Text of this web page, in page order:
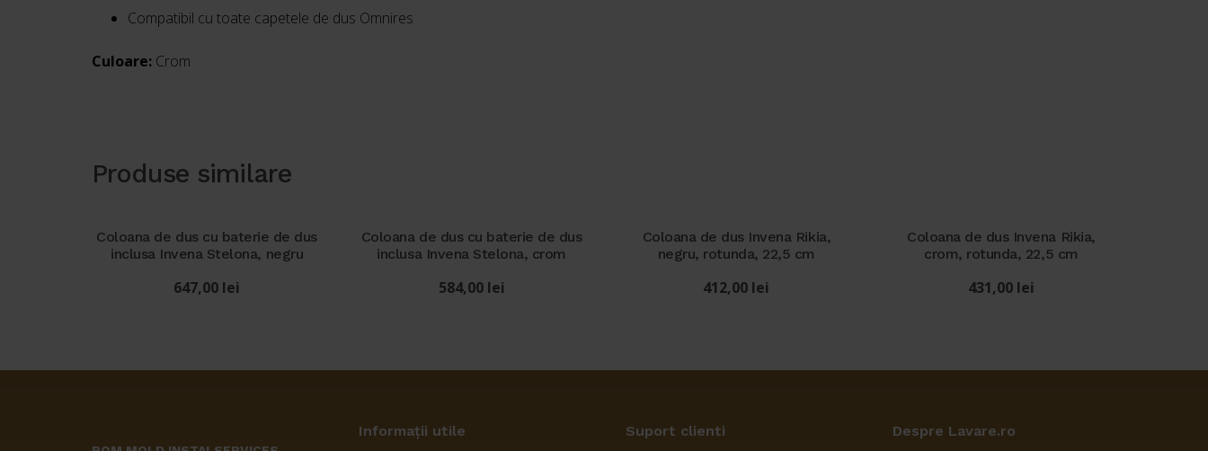
Compatibil cu toate capetele de dus Omnires
Culoare: Crom
Produse similare
Coloana de dus cu baterie de dus
inclusa Invena Stelona, negru
647,00 lei
Coloana de dus cu baterie de dus
inclusa Invena Stelona, crom
584,00 lei
Coloana de dus Invena Rikia,
negru, rotunda, 22,5 cm
412,00 lei
Coloana de dus Invena Rikia,
crom, rotunda, 22,5 cm
431,00 lei
Informații utile Suport clienti Despre Lavare.ro